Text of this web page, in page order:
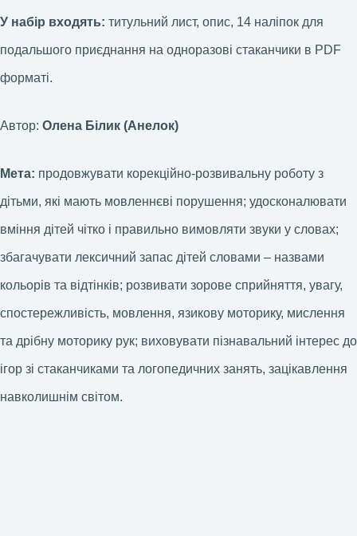
У набір входять: титульний лист, опис, 14 наліпок для
подальшого приєднання на одноразові стаканчики в PDF
форматі.
Автор: Олена Білик (Анелок)
Мета: продовжувати корекційно-розвивальну роботу з
дітьми, які мають мовленнєві порушення; удосконалювати
вміння дітей чітко і правильно вимовляти звуки у словах;
збагачувати лексичний запас дітей словами – назвами
кольорів та відтінків; розвивати зорове сприйняття, увагу,
спостережливість, мовлення, язикову моторику, мислення
та дрібну моторику рук; виховувати пізнавальний інтерес до
ігор зі стаканчиками та логопедичних занять, зацікавлення
навколишнім світом.